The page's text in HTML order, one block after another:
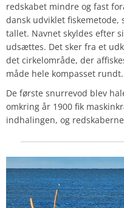
redskabet mindre og fast
dansk udviklet fiskemetode,
tallet. Navnet skyldes efter
udsættes. Det sker fra et
det cirkelområde, der
måde hele kompasset rundt.
De første snurrevod blev
omkring år 1900 fik
indhalingen, og